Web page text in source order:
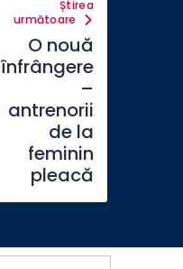
Știrea
următoare
O nouă
înfrângere
–
antrenorii
de la
feminin
pleacă